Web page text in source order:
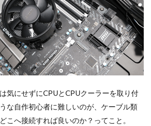
気にせずにCPUとCPUクーラーを取り付
な自作初心者に難しいのが、ケーブル類
こへ接続すれば良いのか？ってこと。